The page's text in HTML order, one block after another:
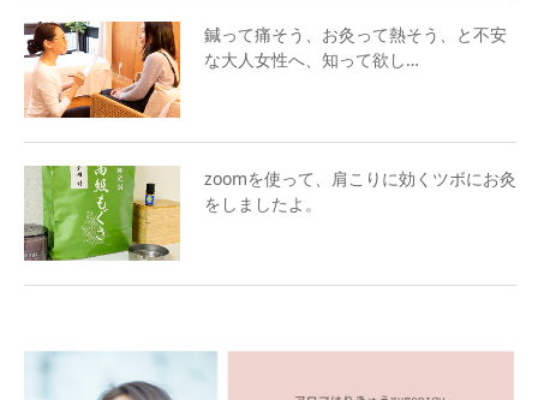
鍼って痛そう、お灸って熱そう、と不安
な大人女性へ、知って欲し…
zoomを使って、肩こりに効くツボにお灸
をしましたよ。